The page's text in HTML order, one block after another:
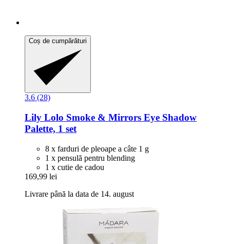
Coș de cumpărături
3.6 (28)
Lily Lolo Smoke & Mirrors Eye Shadow
Palette, 1 set
8 x farduri de pleoape a câte 1 g
1 x pensulă pentru blending
1 x cutie de cadou
169,99 lei
Livrare până la data de 14. august